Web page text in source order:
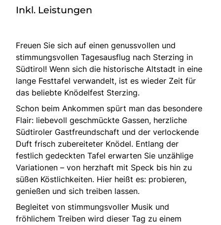
Heimatland ändern:
Inkl. Leistungen
Freuen Sie sich auf einen genussvollen und
stimmungsvollen Tagesausflug nach Sterzing in
Südtirol! Wenn sich die historische Altstadt in eine
lange Festtafel verwandelt, ist es wieder Zeit für
das beliebte Knödelfest Sterzing.
Schon beim Ankommen spürt man das besondere
Flair: liebevoll geschmückte Gassen, herzliche
Südtiroler Gastfreundschaft und der verlockende
Duft frisch zubereiteter Knödel. Entlang der
festlich gedeckten Tafel erwarten Sie unzählige
Variationen – von herzhaft mit Speck bis hin zu
süßen Köstlichkeiten. Hier heißt es: probieren,
genießen und sich treiben lassen.
Begleitet von stimmungsvoller Musik und
fröhlichem Treiben wird dieser Tag zu einem